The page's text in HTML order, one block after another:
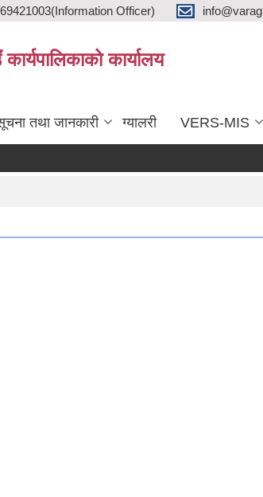
Officer)
कार्यालय
तथा जानकारी ग्यालरी VERS-MIS